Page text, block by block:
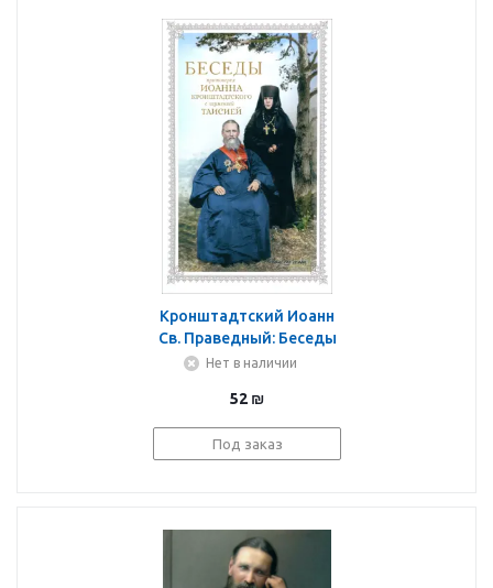
Кронштадтский Иоанн
Св. Праведный: Беседы
протоиерея Иоанна
игуменией Таисией
Нет в наличии
52 ₪
Под заказ